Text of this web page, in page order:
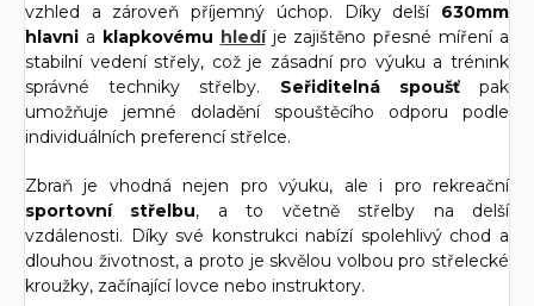
vzhled a zároveň příjemný úchop. Díky delší 630mm
hlavni a klapkovému hledíje zajištěno přesné míření a
stabilní vedení střely, což je zásadní pro výuku a trénink
správné techniky střelby. Seřiditelná spoušťpak
umožňuje jemné doladění spouštěcího odporu podle
individuálních preferencí střelce.
Zbraň je vhodná nejen pro výuku, ale i pro rekreační
sportovní střelbu, a to včetně střelby na delší
vzdálenosti. Díky své konstrukci nabízí spolehlivý chod a
dlouhou životnost, a proto je skvělou volbou pro střelecké
kroužky, začínající lovce nebo instruktory.